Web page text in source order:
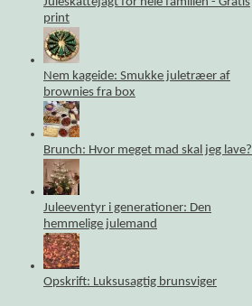
print
Nem kageide: Smukke juletræer af
brownies fra box
Brunch: Hvor meget mad skal jeg lave?
Juleeventyr i generationer: Den
hemmelige julemand
Opskrift: Luksusagtig brunsviger